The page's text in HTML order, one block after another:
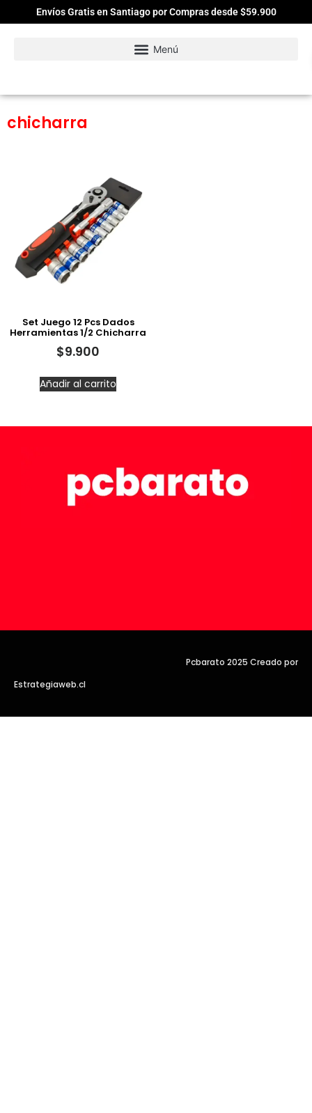
Envíos Gratis en Santiago por Compras desde $59.900
chicharra
Set Juego 12 Pcs Dados
Herramientas 1/2 Chicharra
$9.900
Añadir al carrito
Pcbarato 2025 Creado por
Estrategiaweb.cl